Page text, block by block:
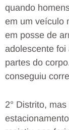
quando
em um veículo
em posse de
adolescente
partes do
conseguiu
2° Distrito,